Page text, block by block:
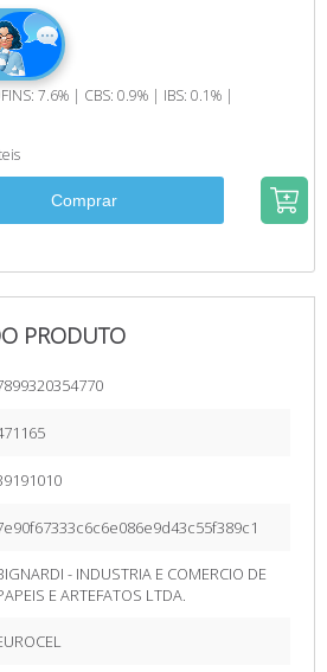
7.6% | CBS: 0.9% | IBS: 0.1% |
PRODUTO
- INDUSTRIA E COMERCIO DE
E ARTEFATOS LTDA.